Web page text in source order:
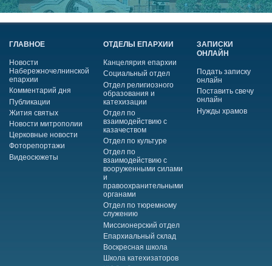
ГЛАВНОЕ
Новости
Набережночелнинской
епархии
Комментарий дня
Публикации
Жития святых
Новости митрополии
Церковные новости
Фоторепортажи
Видеосюжеты
ОТДЕЛЫ ЕПАРХИИ
Канцелярия епархии
Социальный отдел
Отдел религиозного
образования и
катехизации
Отдел по
взаимодействию с
казачеством
Отдел по культуре
Отдел по
взаимодействию с
вооруженными силами
и
правоохранительными
органами
Отдел по тюремному
служению
Миссионерский отдел
Епархиальный склад
Воскресная школа
Школа катехизаторов
ЗАПИСКИ
ОНЛАЙН
Подать записку
онлайн
Поставить свечу
онлайн
Нужды храмов